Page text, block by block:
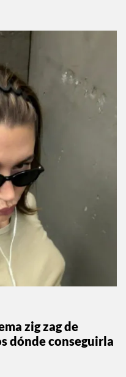
zig zag de
dónde conseguirla